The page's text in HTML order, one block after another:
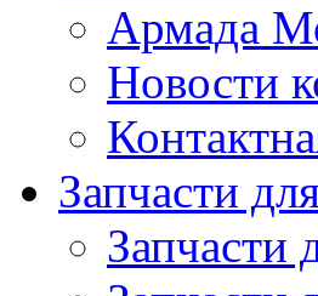
Армада
Новости
Запчасти
Запчасти